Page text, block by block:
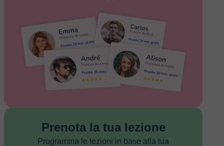
Prenota la tua lezione
Programma le lezioni in base alla tua